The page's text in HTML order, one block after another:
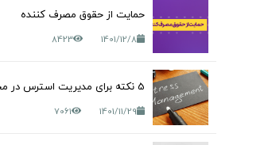
حمایت از حقوق مصرف کننده
1401/12/8
8423
5 نکته برای مدیریت استرس در محیط کار
1401/11/29
7061